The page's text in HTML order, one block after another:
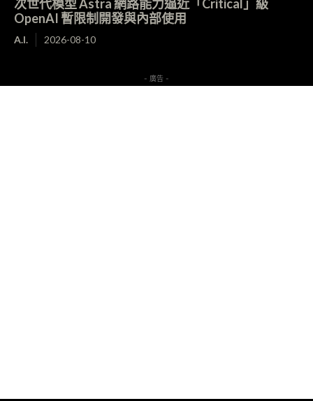
次世代模型 Astra 網路能力逼近「Critical」級
OpenAI 暫限制開發與內部使用
A.I. 2026-08-10
- 廣告 -